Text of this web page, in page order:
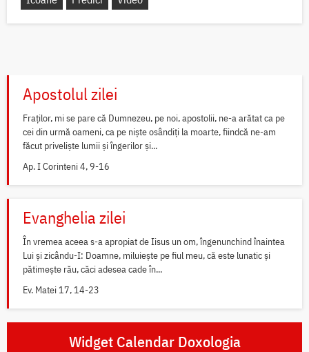
Apostolul zilei
Fraților, mi se pare că Dumnezeu, pe noi, apostolii, ne-a arătat ca pe
cei din urmă oameni, ca pe niște osândiți la moarte, fiindcă ne-am
făcut priveliște lumii și îngerilor și...
Ap. I Corinteni 4, 9-16
Evanghelia zilei
În vremea aceea s-a apropiat de Iisus un om, îngenunchind înaintea
Lui și zicându-I: Doamne, miluiește pe fiul meu, că este lunatic și
pătimește rău, căci adesea cade în...
Ev. Matei 17, 14-23
Widget Calendar Doxologia